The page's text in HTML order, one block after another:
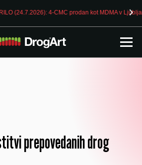
4-CMC prodan kot MDMA v Ljubljani
prepovedanih drog